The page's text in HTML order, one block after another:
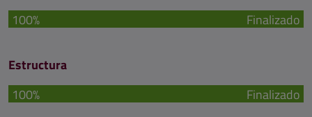
100%
Finalizado
Estructura
100%
Finalizado